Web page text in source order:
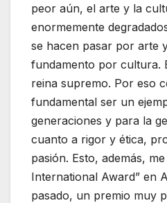
peor aún, el arte y la
enormemente
se hacen pasar por arte
fundamento por cultura.
reina supremo. Por eso
fundamental ser un
generaciones y para la
cuanto a rigor y ética,
pasión. Esto, además,
International Award” en
pasado, un premio muy